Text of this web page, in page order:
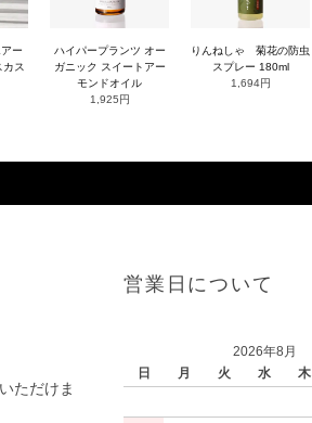
ー
カス
ハイパープランツ オー
ガニック スイートアー
モンドオイル
1,925円
りんねしゃ 菊花の防虫
スプレー 180ml
1,694円
ただけま
営業日について
2026年8月
日
月 火 水 木